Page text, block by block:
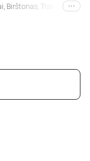
Birštonas, Trakai, Kiti